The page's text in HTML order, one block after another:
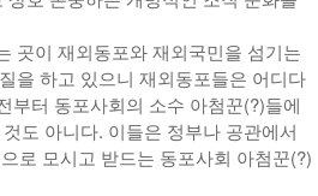
곳이 재외동포와 재외국민을 섬기는
을 하고 있으니 재외동포들은 어디다
부터 동포사회의 소수 아첨꾼(?)들에
도 아니다. 이들은 정부나 공관에서
로 모시고 받드는 동포사회 아첨꾼(?)